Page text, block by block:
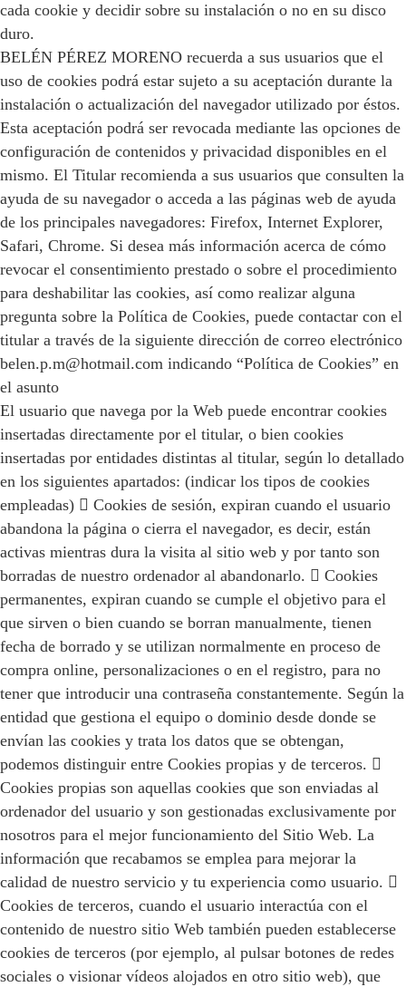
cada cookie y decidir sobre su instalación o no en su disco
duro.
BELÉN PÉREZ MORENO recuerda a sus usuarios que el
uso de cookies podrá estar sujeto a su aceptación durante la
instalación o actualización del navegador utilizado por éstos.
Esta aceptación podrá ser revocada mediante las opciones de
configuración de contenidos y privacidad disponibles en el
mismo. El Titular recomienda a sus usuarios que consulten la
ayuda de su navegador o acceda a las páginas web de ayuda
de los principales navegadores: Firefox, Internet Explorer,
Safari, Chrome. Si desea más información acerca de cómo
revocar el consentimiento prestado o sobre el procedimiento
para deshabilitar las cookies, así como realizar alguna
pregunta sobre la Política de Cookies, puede contactar con el
titular a través de la siguiente dirección de correo electrónico
belen.p.m@hotmail.com indicando “Política de Cookies” en
el asunto
El usuario que navega por la Web puede encontrar cookies
insertadas directamente por el titular, o bien cookies
insertadas por entidades distintas al titular, según lo detallado
en los siguientes apartados: (indicar los tipos de cookies
empleadas)  Cookies de sesión, expiran cuando el usuario
abandona la página o cierra el navegador, es decir, están
activas mientras dura la visita al sitio web y por tanto son
borradas de nuestro ordenador al abandonarlo.  Cookies
permanentes, expiran cuando se cumple el objetivo para el
que sirven o bien cuando se borran manualmente, tienen
fecha de borrado y se utilizan normalmente en proceso de
compra online, personalizaciones o en el registro, para no
tener que introducir una contraseña constantemente. Según la
entidad que gestiona el equipo o dominio desde donde se
envían las cookies y trata los datos que se obtengan,
podemos distinguir entre Cookies propias y de terceros. 
Cookies propias son aquellas cookies que son enviadas al
ordenador del usuario y son gestionadas exclusivamente por
nosotros para el mejor funcionamiento del Sitio Web. La
información que recabamos se emplea para mejorar la
calidad de nuestro servicio y tu experiencia como usuario. 
Cookies de terceros, cuando el usuario interactúa con el
contenido de nuestro sitio Web también pueden establecerse
cookies de terceros (por ejemplo, al pulsar botones de redes
sociales o visionar vídeos alojados en otro sitio web), que